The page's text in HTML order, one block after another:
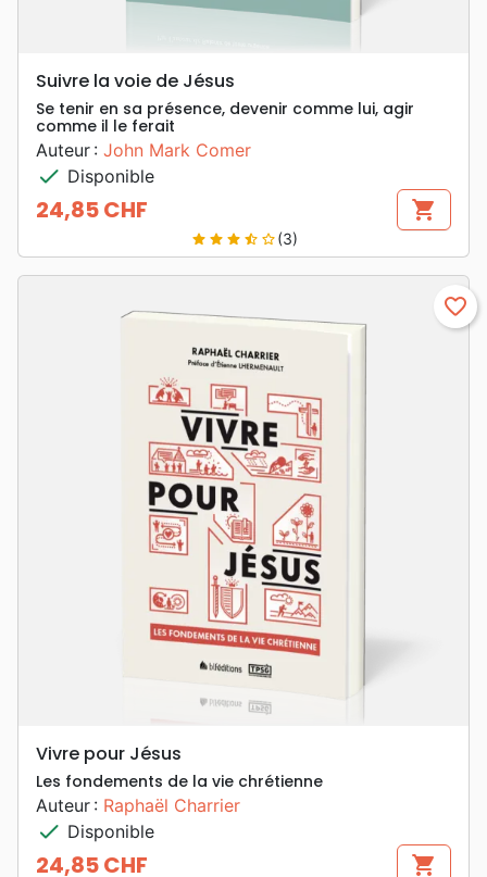
Suivre la voie de Jésus
Se tenir en sa présence, devenir comme lui, agir
comme il le ferait
Auteur : John Mark Comer
check Disponible
Prix
24,85 CHF shopping_cart
star star star star_half star_border(3)
favorite_border
Vivre pour Jésus
Les fondements de la vie chrétienne
Auteur : Raphaël Charrier
check Disponible
24,85 CHF shopping_cart